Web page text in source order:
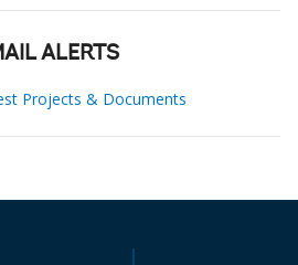
ALERTS
Projects & Documents